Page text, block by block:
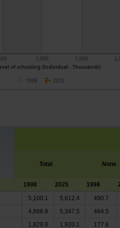
of schooling (Individual - Thousands)
1,000 1,500
2025
1998
Total
None
1998 2025 1998
5,100.1 5,612.4
490.7
4,886.9 5,347.5
464.5
1,829.0 1,920.1
177.8